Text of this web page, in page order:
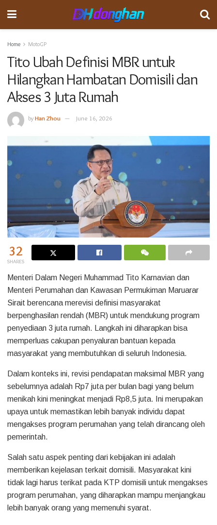
Home MotoGP
Tito Ubah Definisi MBR untuk
Hilangkan Hambatan Domisili dan
Akses 3 Juta Rumah
byHan Zhou June 16, 2026
32
SHARES
Menteri Dalam Negeri Muhammad Tito Karnavian dan
Menteri Perumahan dan Kawasan Permukiman Maruarar
Sirait berencana merevisi definisi masyarakat
berpenghasilan rendah (MBR) untuk mendukung program
penyediaan 3 juta rumah. Langkah ini diharapkan bisa
memperluas cakupan penyaluran bantuan kepada
masyarakat yang membutuhkan di seluruh Indonesia.
Dalam konteks ini, revisi pendapatan maksimal MBR yang
sebelumnya adalah Rp7 juta per bulan bagi yang belum
menikah kini meningkat menjadi Rp8,5 juta. Ini merupakan
upaya untuk memastikan lebih banyak individu dapat
mengakses program perumahan yang telah dirancang oleh
pemerintah.
Salah satu aspek penting dari kebijakan ini adalah
memberikan kejelasan terkait domisili. Masyarakat kini
tidak lagi harus terikat pada KTP domisili untuk mengakses
program perumahan, yang diharapkan mampu menjangkau
lebih banyak orang yang memenuhi syarat.